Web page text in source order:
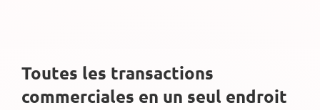
Toutes les transactions
commerciales en un seul endroit